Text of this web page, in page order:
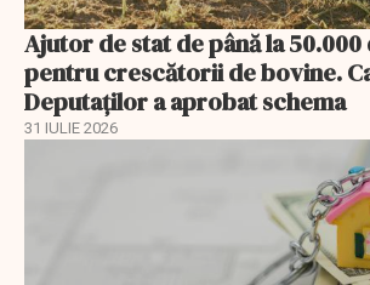
Ajutor de stat de până la
pentru crescătorii de bovine.
Deputaților a aprobat schema
31 IULIE 2026